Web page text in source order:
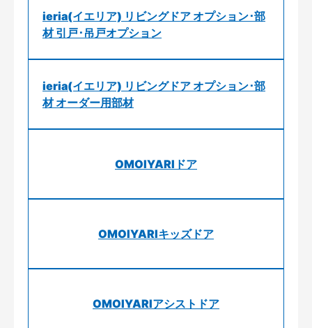
ieria(イエリア) リビングドア オプション･部
材 引戸･吊戸オプション
ieria(イエリア) リビングドア オプション･部
材 オーダー用部材
OMOIYARIドア
OMOIYARIキッズドア
OMOIYARIアシストドア